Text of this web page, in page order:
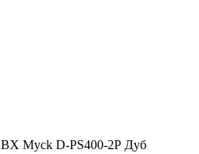
Myck D-PS400-2Р Дуб